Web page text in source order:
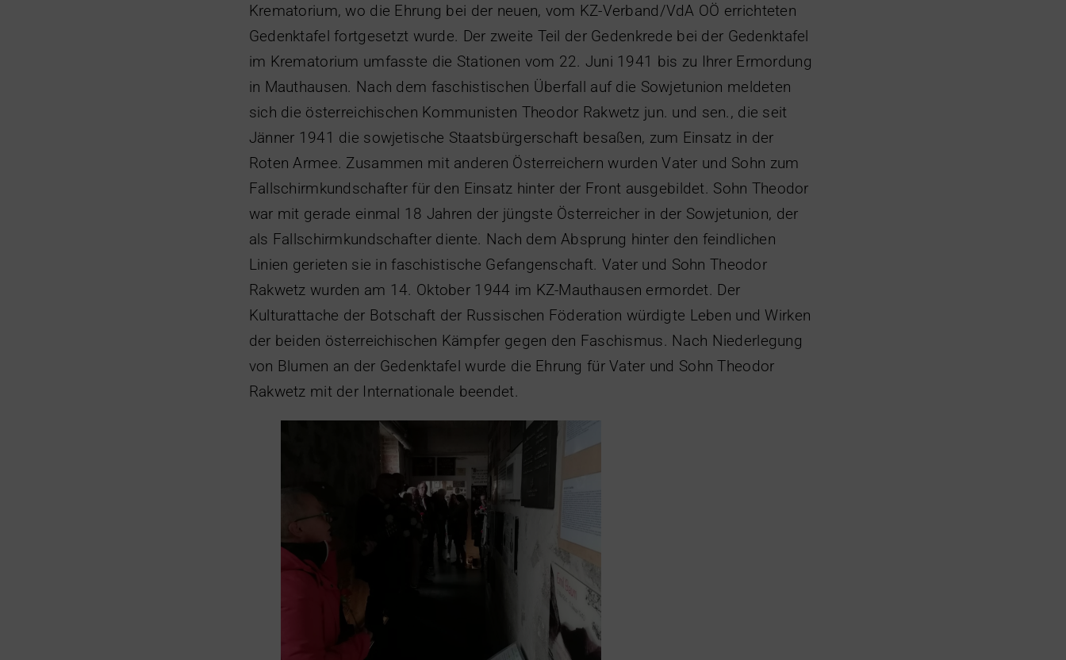
Krematorium, wo die Ehrung bei der neuen, vom KZ-Verband/VdA OÖ errichteten
Gedenktafel fortgesetzt wurde. Der zweite Teil der Gedenkrede bei der Gedenktafel
im Krematorium umfasste die Stationen vom 22. Juni 1941 bis zu Ihrer Ermordung
in Mauthausen. Nach dem faschistischen Überfall auf die Sowjetunion meldeten
sich die österreichischen Kommunisten Theodor Rakwetz jun. und sen., die seit
Jänner 1941 die sowjetische Staatsbürgerschaft besaßen, zum Einsatz in der
Roten Armee. Zusammen mit anderen Österreichern wurden Vater und Sohn zum
Fallschirmkundschafter für den Einsatz hinter der Front ausgebildet. Sohn Theodor
war mit gerade einmal 18 Jahren der jüngste Österreicher in der Sowjetunion, der
als Fallschirmkundschafter diente. Nach dem Absprung hinter den feindlichen
Linien gerieten sie in faschistische Gefangenschaft. Vater und Sohn Theodor
Rakwetz wurden am 14. Oktober 1944 im KZ-Mauthausen ermordet. Der
Kulturattache der Botschaft der Russischen Föderation würdigte Leben und Wirken
der beiden österreichischen Kämpfer gegen den Faschismus. Nach Niederlegung
von Blumen an der Gedenktafel wurde die Ehrung für Vater und Sohn Theodor
Rakwetz mit der Internationale beendet.